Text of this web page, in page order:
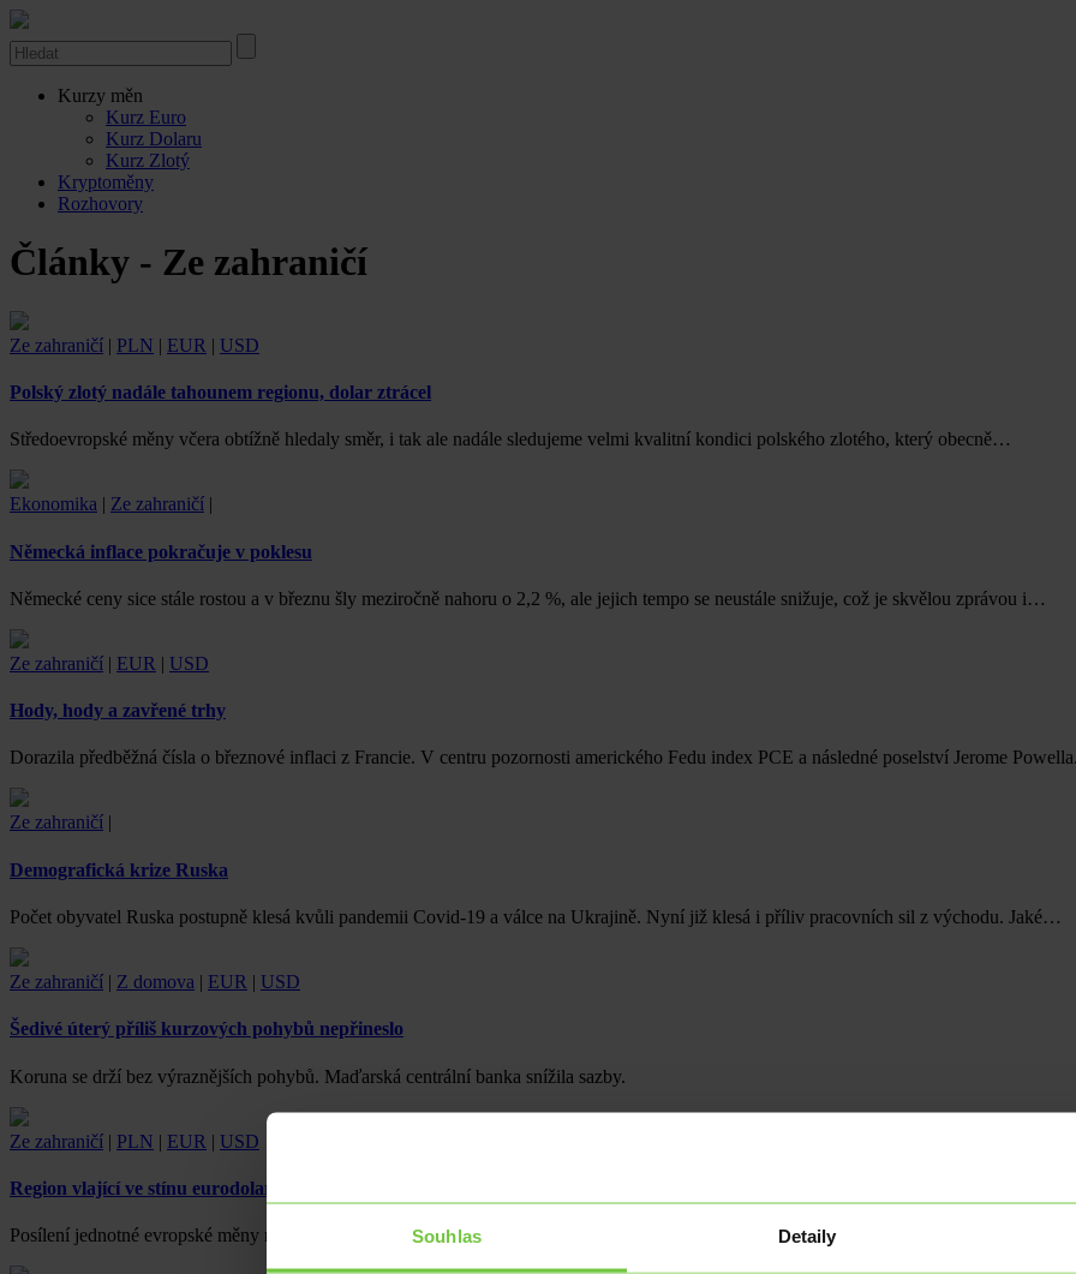
Souhlas Detaily
Kurzy měn
Kurz Euro
Kurz Dolaru
Kurz Zlotý
Kryptoměny
Rozhovory
Články - Ze zahraničí
Ze zahraničí | PLN | EUR | USD
Polský zlotý nadále tahounem regionu, dolar ztrácel
Středoevropské měny včera obtížně hledaly směr, i tak ale nadále sledujeme velmi kvalitní kondici polského zlotého, který obecně…
Ekonomika | Ze zahraničí |
Německá inflace pokračuje v poklesu
Německé ceny sice stále rostou a v březnu šly meziročně nahoru o 2,2 %, ale jejich tempo se neustále snižuje, což je skvělou zprávou i…
Ze zahraničí | EUR | USD
Hody, hody a zavřené trhy
Dorazila předběžná čísla o březnové inflaci z Francie. V centru pozornosti amerického Fedu index PCE a následné poselství Jerome
Ze zahraničí
Demografická krize Ruska
Počet obyvatel Ruska postupně klesá kvůli pandemii Covid-19 a válce na Ukrajině. Nyní již klesá i příliv pracovních sil z východu. Jaké…
Ze zahraničí | Z domova | EUR | USD
Šedivé úterý příliš kurzových pohybů nepřineslo
Koruna se drží bez výraznějších pohybů. Maďarská centrální banka snížila sazby.
Ze zahraničí | PLN | EUR | USD
Region vlající ve stínu eurodolaru
Posílení jednotné evropské měny na hlavním měnovém páru včera dodalo prostor k ziskům středoevropským měnám. Dnešní den by ale